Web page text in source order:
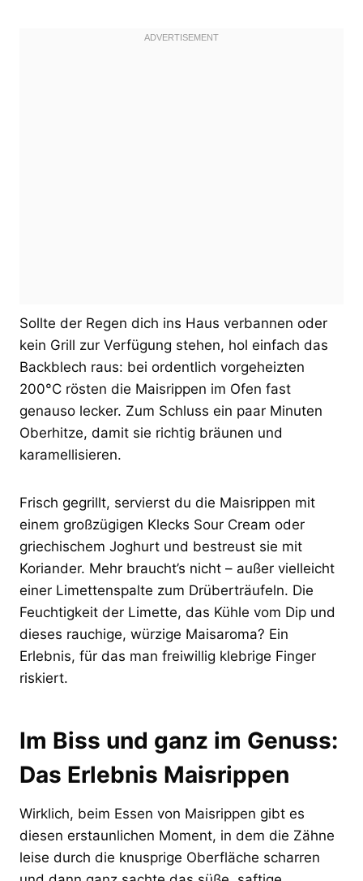
Sollte der Regen dich ins Haus verbannen oder
kein Grill zur Verfügung stehen, hol einfach das
Backblech raus: bei ordentlich vorgeheizten
200°C rösten die Maisrippen im Ofen fast
genauso lecker. Zum Schluss ein paar Minuten
Oberhitze, damit sie richtig bräunen und
karamellisieren.
Frisch gegrillt, servierst du die Maisrippen mit
einem großzügigen Klecks Sour Cream oder
griechischem Joghurt und bestreust sie mit
Koriander. Mehr braucht’s nicht – außer vielleicht
einer Limettenspalte zum Drüberträufeln. Die
Feuchtigkeit der Limette, das Kühle vom Dip und
dieses rauchige, würzige Maisaroma? Ein
Erlebnis, für das man freiwillig klebrige Finger
riskiert.
Im Biss und ganz im Genuss:
Das Erlebnis Maisrippen
Wirklich, beim Essen von Maisrippen gibt es
diesen erstaunlichen Moment, in dem die Zähne
leise durch die knusprige Oberfläche scharren